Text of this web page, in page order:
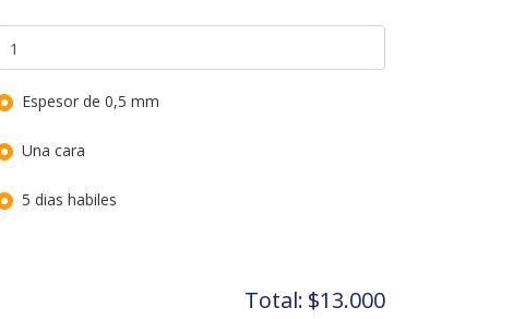
Espesor de 0,5 mm
Una cara
5 dias habiles
Total: $13.000